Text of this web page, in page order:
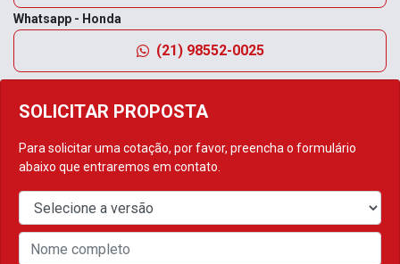
SOLICITAR PROPOSTA
Para solicitar uma cotação, por favor, preencha o formulário
abaixo que entraremos em contato.
Whatsapp - Honda
(21) 98552-0025